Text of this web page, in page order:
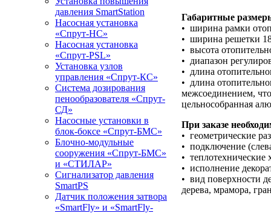
давления SmartStation
Насосная установка
«Спрут-НС»
Насосная установка
«Спрут-PSL»
Установка узлов
управления «Спрут-КС»
Система дозирования
пенообразователя «Спрут-
СД»
Насосные установки в
блок-боксе «Спрут-БМС»
Блочно-модульные
сооружения «Спрут-БМС»
и «СТИЛАР»
Сигнализатор давления
SmartPS
Датчик положения затвора
«SmartFly» и «SmartFly-
Габаритные
• ширина рамки
• ширина решетки
• высота
• диапазон
• длина
• длина
межсоединением,
цельнособранная
При заказе
• геометрические
• подключение
• теплотехнические
• исполнение
• вид поверхности
дерева, мрамора,